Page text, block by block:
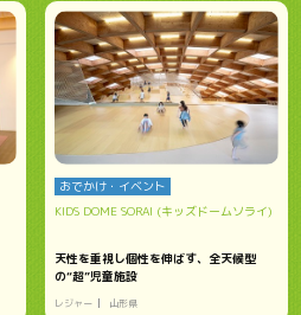
おでかけ・イベント
KIDS DOME SORAI (キッズドームソライ)
天性を重視し個性を伸ばす、全天候型
の“超”児童施設
レジャー 山形県